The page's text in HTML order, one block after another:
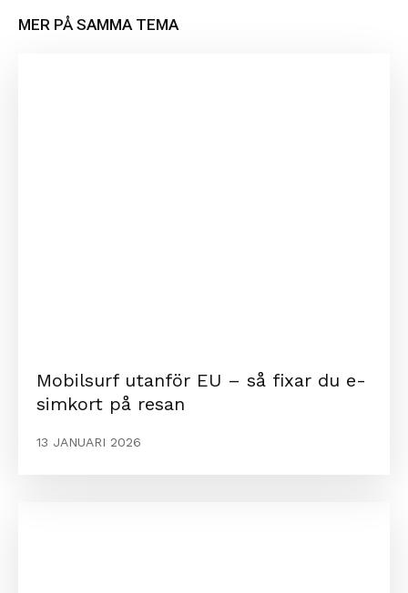
MER PÅ SAMMA TEMA
Mobilsurf utanför EU – så fixar du e-
simkort på resan
13 JANUARI 2026